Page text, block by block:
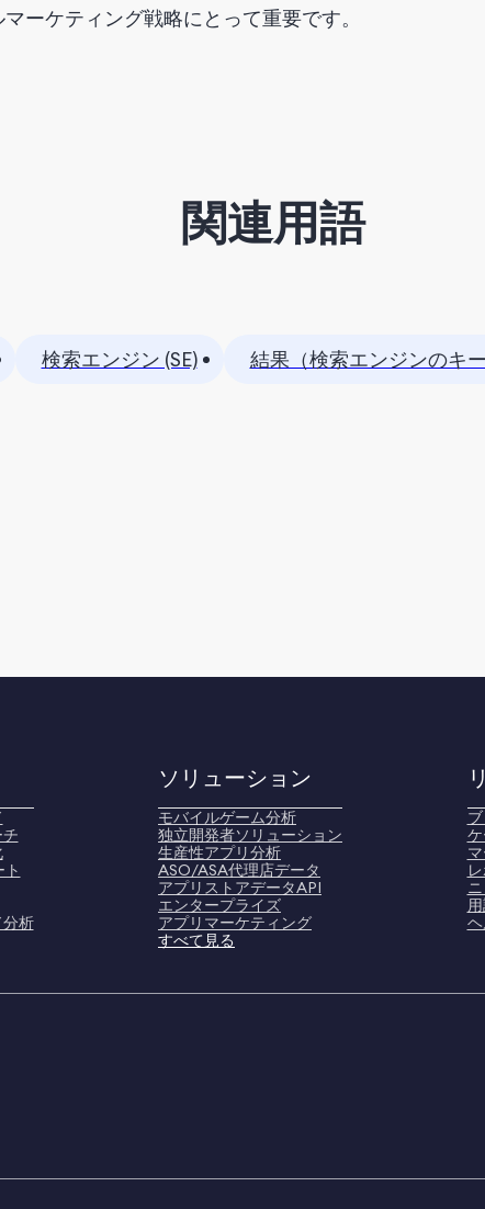
ーケティング戦略にとって重要です。
関連用語
検索エンジン (SE) 結果（検索エンジンのキ
析
ソリューション
モバイルゲーム分析
独立開発者ソリューション
生産性アプリ分析
ASO/ASA代理店データ
アプリストアデータAPI
エンタープライズ
アプリマーケティング
すべて見る